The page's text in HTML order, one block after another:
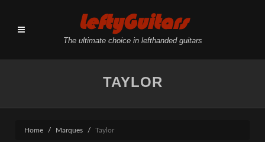
LeftyGuitars
The ultimate choice in lefthanded guitars
TAYLOR
Home Marques Taylor